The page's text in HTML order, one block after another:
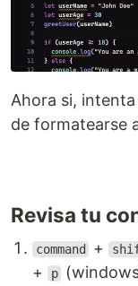
Ahora si,
de formatearse
Revisa tu
command +
+ p